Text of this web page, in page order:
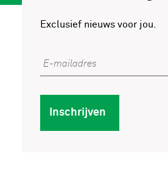
Exclusief nieuws voor jou.
E-mailadres
Inschrijven